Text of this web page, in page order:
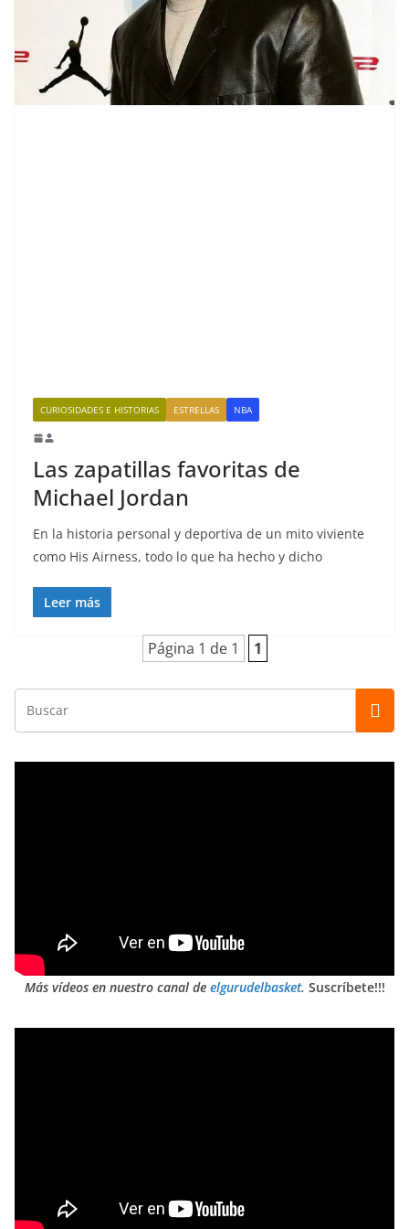
CURIOSIDADES E HISTORIAS ESTRELLAS NBA
Las zapatillas favoritas de
Michael Jordan
En la historia personal y deportiva de un mito viviente
como His Airness, todo lo que ha hecho y dicho
Leer más
Página 1 de 1 1
Más vídeos en nuestro canal de elgurudelbasket. Suscríbete!!!